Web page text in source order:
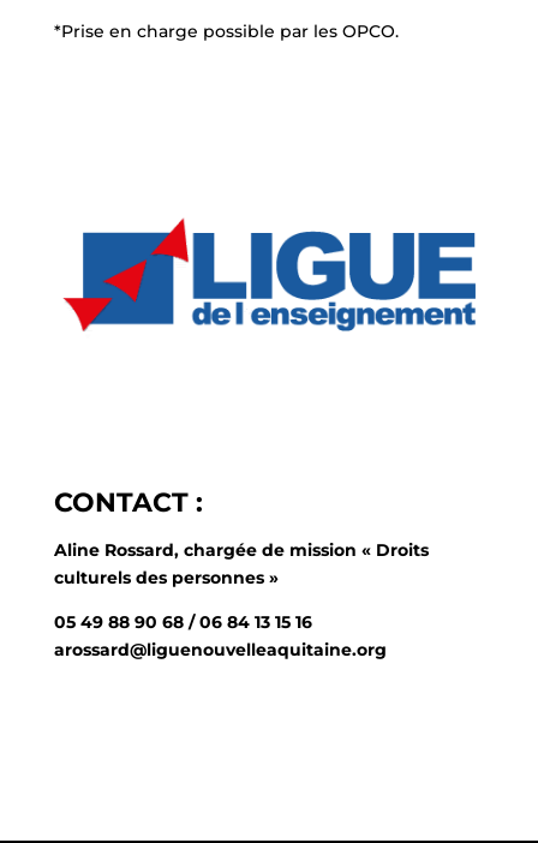
*Prise en charge possible par les OPCO.
CONTACT :
Aline Rossard, chargée de mission « Droits
culturels des personnes »
05 49 88 90 68 / 06 84 13 15 16
arossard@liguenouvelleaquitaine.org